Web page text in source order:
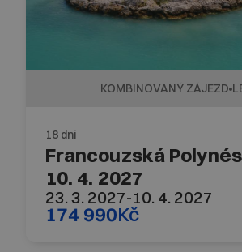
KOMBINOVANÝ ZÁJEZD
18 dní
Francouzská
10. 4. 2027
23. 3. 2027-10. 4. 2027
174 990Kč